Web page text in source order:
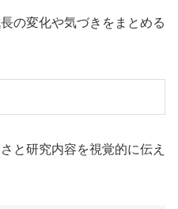
の変化や気づきをまとめる
と研究内容を視覚的に伝え